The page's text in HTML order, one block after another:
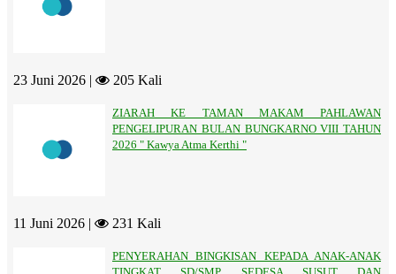
23 Juni 2026 | 205 Kali
ZIARAH KE TAMAN MAKAM PAHLAWAN
PENGELIPURAN BULAN BUNGKARNO VIII TAHUN
2026 " Kawya Atma Kerthi "
11 Juni 2026 | 231 Kali
PENYERAHAN BINGKISAN KEPADA ANAK-ANAK